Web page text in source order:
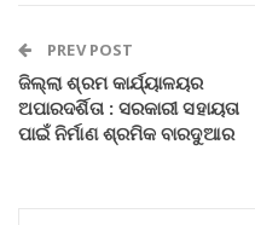
PREV POST
ଜିଲ୍ଲା ଶ୍ରମ କାର୍ଯ୍ୟାଳୟର
ଅପାରଦର୍ଶିତା : ସରକାରୀ ସହାୟତା
ପାଇଁ ନିର୍ମାଣ ଶ୍ରମିକ ବାରଦୁଆର